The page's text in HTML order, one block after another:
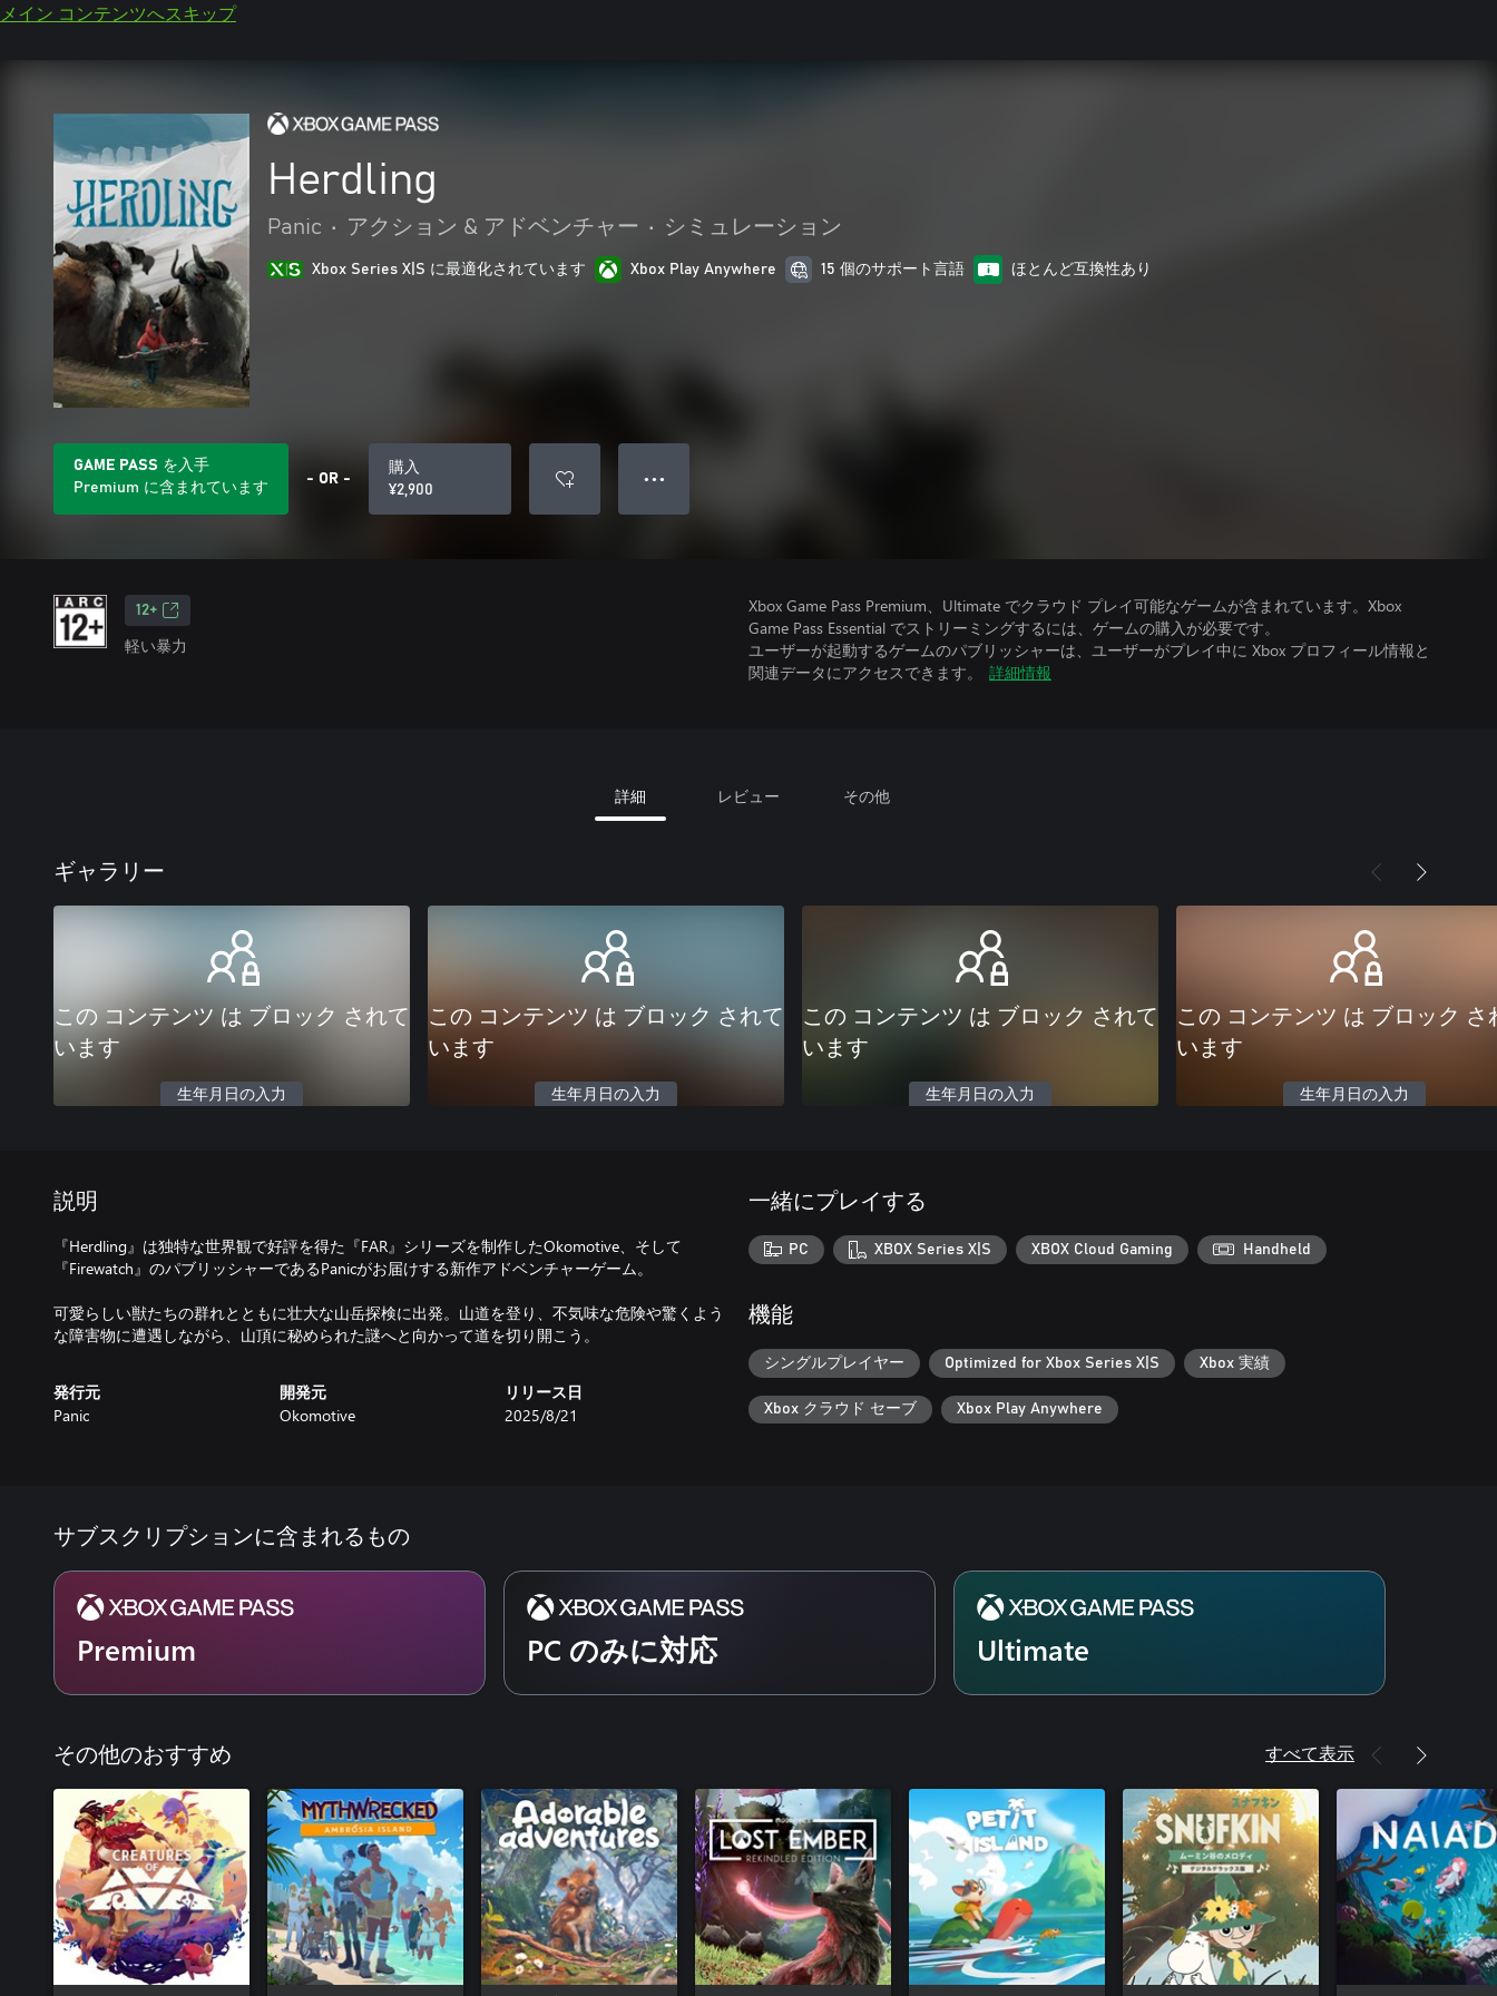
メイン コンテンツへスキップ
Herdling
Panic • アクション & アドベンチャー • シミュレーション
Xbox Series X|S に最適化されています Xbox Play Anywhere 15 個のサポート言語 ほとんど互換性あり
GAME PASS を入手
Premium に含まれています
- OR -
購入
¥2,900
● ● ●
12+
軽い暴力
Xbox Game Pass Premium、Ultimate でクラウド プレイ可能なゲームが含まれています。Xbox
Game Pass Essential でストリーミングするには、ゲームの購入が必要です。
ユーザーが起動するゲームのパブリッシャーは、ユーザーがプレイ中に Xbox プロフィール情報と
関連データにアクセスできます。
詳細情報
詳細 レビュー その他
ギャラリー
この コンテンツ は ブロック されて
います
生年月日の入力
この コンテンツ は ブロック されて
います
生年月日の入力
この コンテンツ は ブロック されて
います
生年月日の入力
この コンテンツ は ブロック さ
います
生年月日の入力
説明
『Herdling』は独特な世界観で好評を得た『FAR』シリーズを制作したOkomotive、そして
『Firewatch』のパブリッシャーであるPanicがお届けする新作アドベンチャーゲーム。
可愛らしい獣たちの群れとともに壮大な山岳探検に出発。山道を登り、不気味な危険や驚くよう
な障害物に遭遇しながら、山頂に秘められた謎へと向かって道を切り開こう。
発行元
Panic
開発元
Okomotive
リリース日
2025/8/21
一緒にプレイする
PC XBOX Series X|S XBOX Cloud Gaming Handheld
機能
シングルプレイヤー Optimized for Xbox Series X|S Xbox 実績
Xbox クラウド セーブ Xbox Play Anywhere
サブスクリプションに含まれるもの
Premium PC のみに対応 Ultimate
その他のおすすめ すべて表示